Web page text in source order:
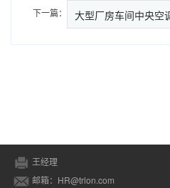
下一篇：
王经理
邮箱：HR@trlon.com